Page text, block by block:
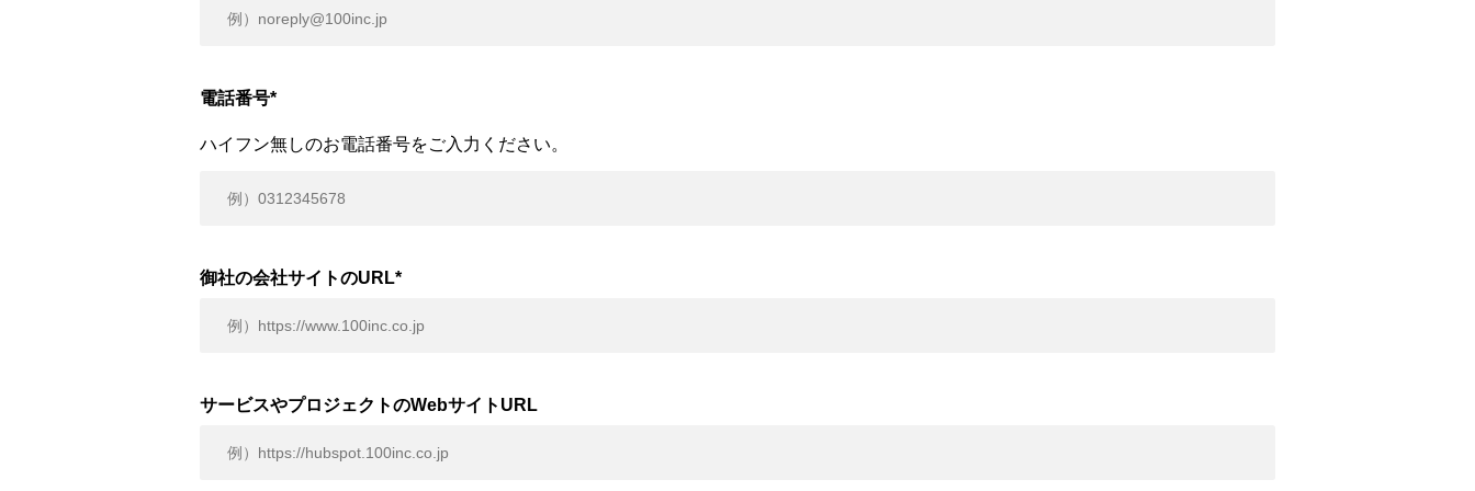
電話番号*
ハイフン無しのお電話番号をご入力ください。
御社の会社サイトのURL*
サービスやプロジェクトのWebサイトURL